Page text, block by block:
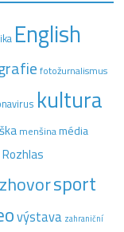
English
fotožurnalismus
kultura
menšinamédia
Rozhlas
sport
výstava zahraniční